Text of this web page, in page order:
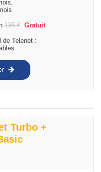
135€ Gratuit
de Telenet :
Turbo +